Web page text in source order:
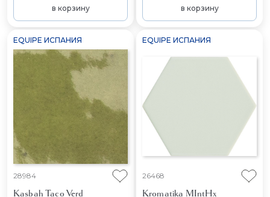
в корзину в корзину
EQUIPE ИСПАНИЯ
28984
Kasbah Taco Verd
EQUIPE ИСПАНИЯ
26468
Kromatika MIntHx